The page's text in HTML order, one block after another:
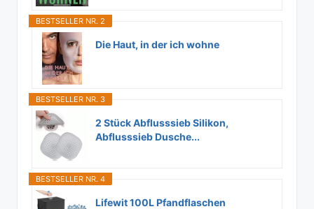
BESTSELLER NR. 2
Die Haut, in der ich wohne
BESTSELLER NR. 3
2 Stück Abflusssieb Silikon,
Abflusssieb Dusche...
BESTSELLER NR. 4
Lifewit 100L Pfandflaschen